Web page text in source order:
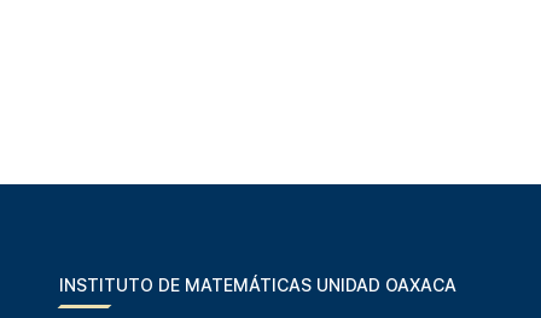
INSTITUTO DE MATEMÁTICAS UNIDAD OAXACA